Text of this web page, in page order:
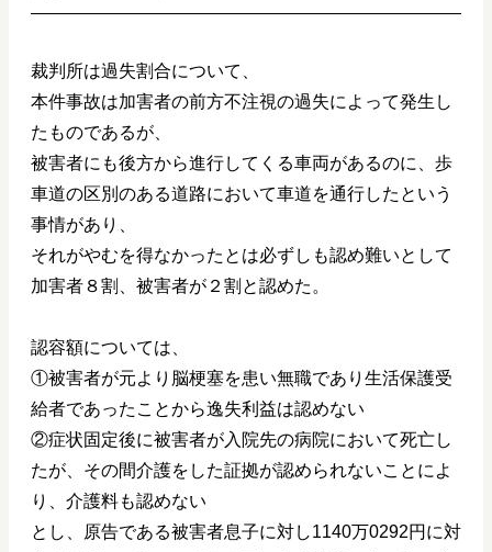
裁判所は過失割合について、
本件事故は加害者の前方不注視の過失によって発生し
たものであるが、
被害者にも後方から進行してくる車両があるのに、歩
車道の区別のある道路において車道を通行したという
事情があり、
それがやむを得なかったとは必ずしも認め難いとして
加害者８割、被害者が２割と認めた。
認容額については、
①被害者が元より脳梗塞を患い無職であり生活保護受
給者であったことから逸失利益は認めない
②症状固定後に被害者が入院先の病院において死亡し
たが、その間介護をした証拠が認められないことによ
り、介護料も認めない
とし、原告である被害者息子に対し1140万0292円に対